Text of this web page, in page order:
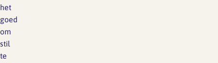
het
goed
om
stil
te